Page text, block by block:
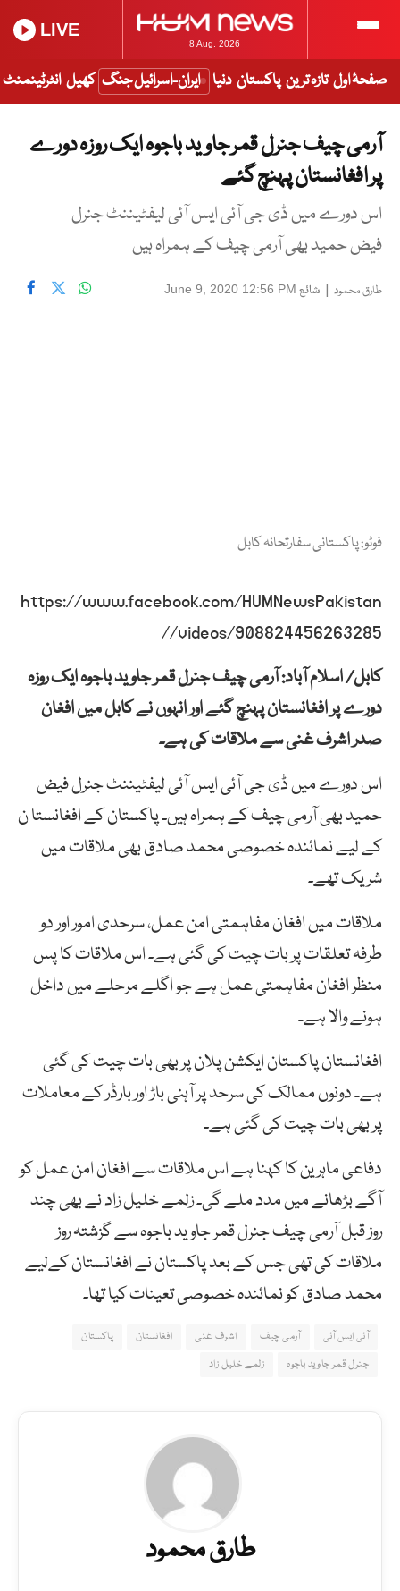
8 Aug, 2026
LIVE
صفحۂ اول تازہ ترین پاکستان دنیا ایران-اسرائیل جنگ کھیل انٹرٹینمنٹ
آرمی چیف جنرل قمر جاوید باجوہ ایک روزہ دورے
پر افغانستان پہنچ گئے
اس دورے میں ڈی جی آئی ایس آئی لیفٹیننٹ جنرل
فیض حمید بھی آرمی چیف کے ہمراہ ہیں
طارق محمود | شائع June 9, 2020 12:56 PM
فوٹو: پاکستانی سفارتحانہ کابل
https://www.facebook.com/HUMNewsPakistan
/videos/908824456263285/
کابل/ اسلام آباد: آرمی چیف جنرل قمر جاوید باجوہ ایک روزہ
دورے پر افغانستان پہنچ گئے اور انہوں نے کابل میں افغان
صدر اشرف غنی سے ملاقات کی ہے۔
اس دورے میں ڈی جی آئی ایس آئی لیفٹیننٹ جنرل فیض
حمید بھی آرمی چیف کے ہمراہ ہیں۔ پاکستان کے افغانستا ن
کے لیے نمائندہ خصوصی محمد صادق بھی ملاقات میں
شریک تھے۔
ملاقات میں افغان مفاہمتی امن عمل، سرحدی امور اور دو
طرفہ تعلقات پر بات چیت کی گئی ہے۔ اس ملاقات کا پس
منظر افغان مفاہمتی عمل ہے جو اگلے مرحلے میں داخل
ہونے والا ہے۔
افغانستان پاکستان ایکشن پلان پر بھی بات چیت کی گئی
ہے۔ دونوں ممالک کی سرحد پر آہنی باڑ اور بارڈر کے معاملات
پر بھی بات چیت کی گئی ہے۔
دفاعی ماہرین کا کہنا ہے اس ملاقات سے افغان امن عمل کو
آگے بڑھانے میں مدد ملے گی۔ زلمے خلیل زاد نے بھی چند
روز قبل آرمی چیف جنرل قمر جاوید باجوہ سے گزشتہ روز
ملاقات کی تھی جس کے بعد پاکستان نے افغانستان کےلیے
محمد صادق کو نمائندہ خصوصی تعینات کیا تھا۔
آئی ایس آئی آرمی چیف اشرف غنی افغانستان
پاکستان
جنرل قمر جاوید باجوہ
زلمے خلیل زاد
طارق محمود